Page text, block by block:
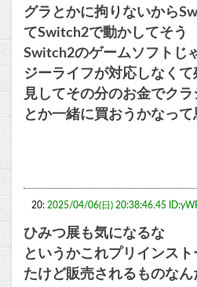
グラとかに拘りないから
てSwitch2で動かしてそう
Switch2のゲームソフトじ
ジーライフが対応しなく
見してその分のお金でク
とか一緒に買おうかなって
20: 2025/04/06(日) 20:38:46.45
ひみつ展も気になるな
というかこれプリインス
たけど販売されるものなん